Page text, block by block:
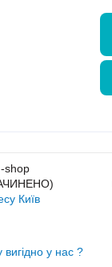
shop
Київ
вигідно у нас ?